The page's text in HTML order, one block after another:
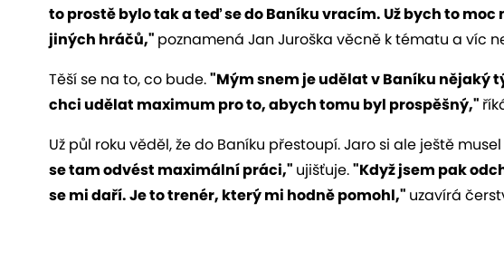
to prostě bylo tak a teď se do Baníku vracím. Už bych to
jiných hráčů," poznamená Jan Juroška věcně k tématu a víc
Těší se na to, co bude."Mým snem je udělat v Baníku nějaký
chci udělat maximum pro to, abych tomu byl prospěšný,"
Už půl roku věděl, že do Baníku přestoupí. Jaro si ale ještě
se tam odvést maximální práci," ujišťuje."Když jsem pak
se mi daří. Je to trenér, který mi hodně pomohl," uzavírá